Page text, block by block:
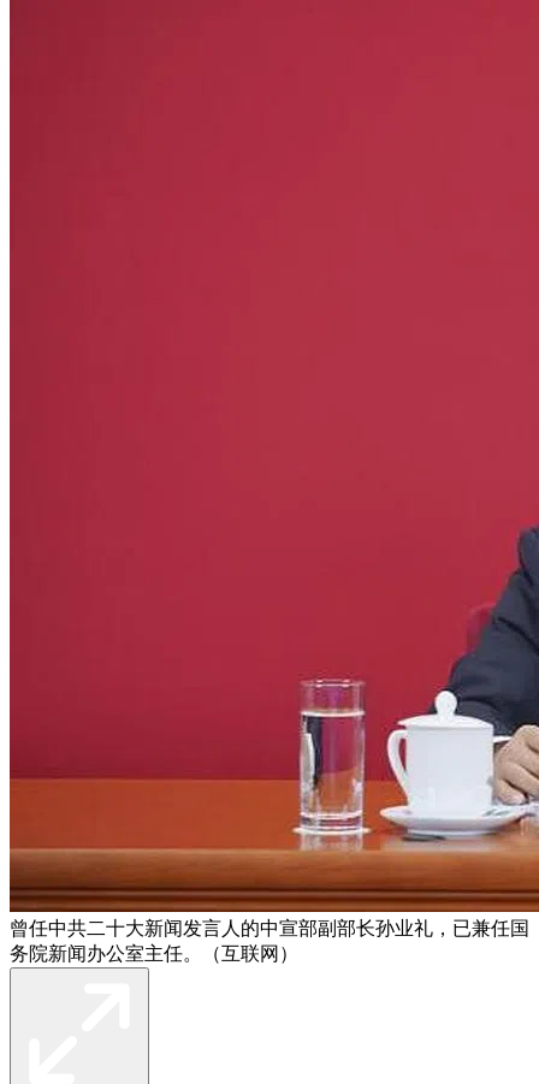
曾任中共二十大新闻发言人的中宣部副部长孙业礼，已兼任国
务院新闻办公室主任。（互联网）